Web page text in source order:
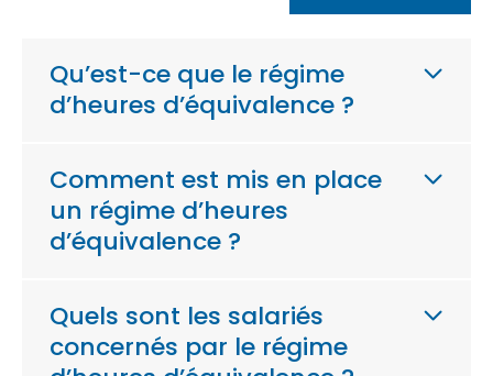
Qu’est-ce que le régime
d’heures d’équivalence ?
Comment est mis en place
un régime d’heures
d’équivalence ?
Quels sont les salariés
concernés par le régime